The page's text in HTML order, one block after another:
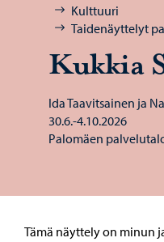
Kulttuuri
Taidenäyttelyt
Kuk­kia
Ida Taavitsainen ja
30.6.-4.10.2026
Palomäen
Tämä näyttely on minun